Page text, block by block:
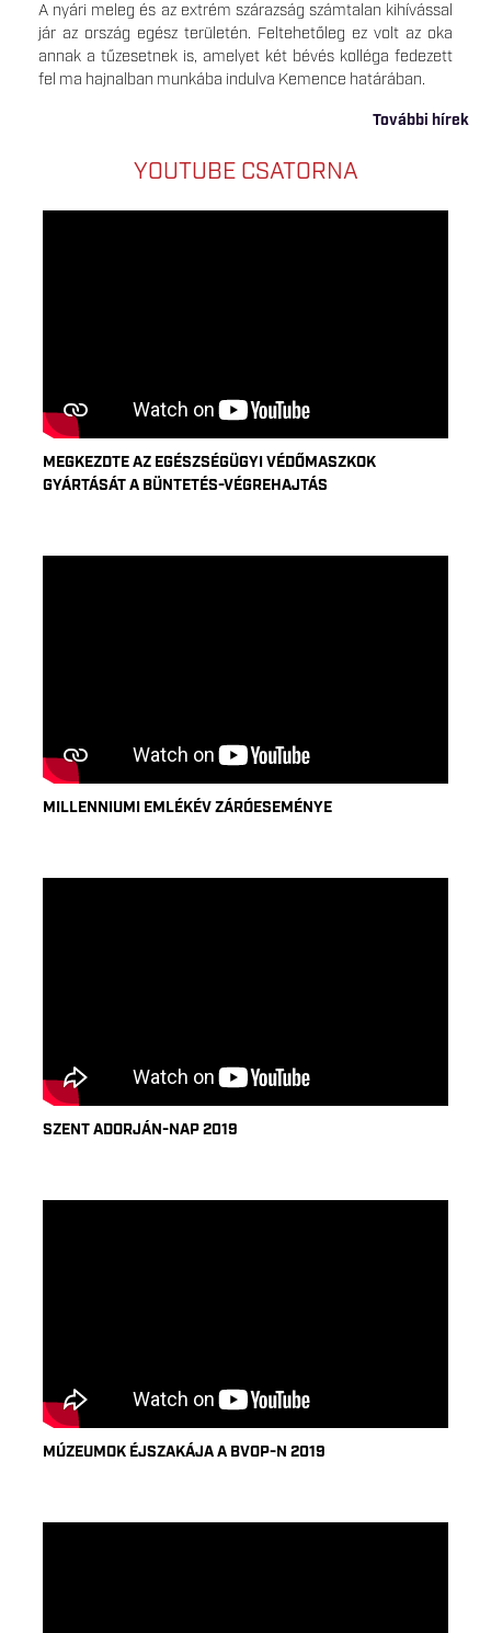
A nyári meleg és az extrém szárazság számtalan kihívással
jár az ország egész területén. Feltehetőleg ez volt az oka
annak a tűzesetnek is, amelyet két bévés kolléga fedezett
fel ma hajnalban munkába indulva Kemence határában.
További hírek
YOUTUBE CSATORNA
MEGKEZDTE AZ EGÉSZSÉGÜGYI VÉDŐMASZKOK
GYÁRTÁSÁT A BÜNTETÉS-VÉGREHAJTÁS
MILLENNIUMI EMLÉKÉV ZÁRÓESEMÉNYE
SZENT ADORJÁN-NAP 2019
MÚZEUMOK ÉJSZAKÁJA A BVOP-N 2019